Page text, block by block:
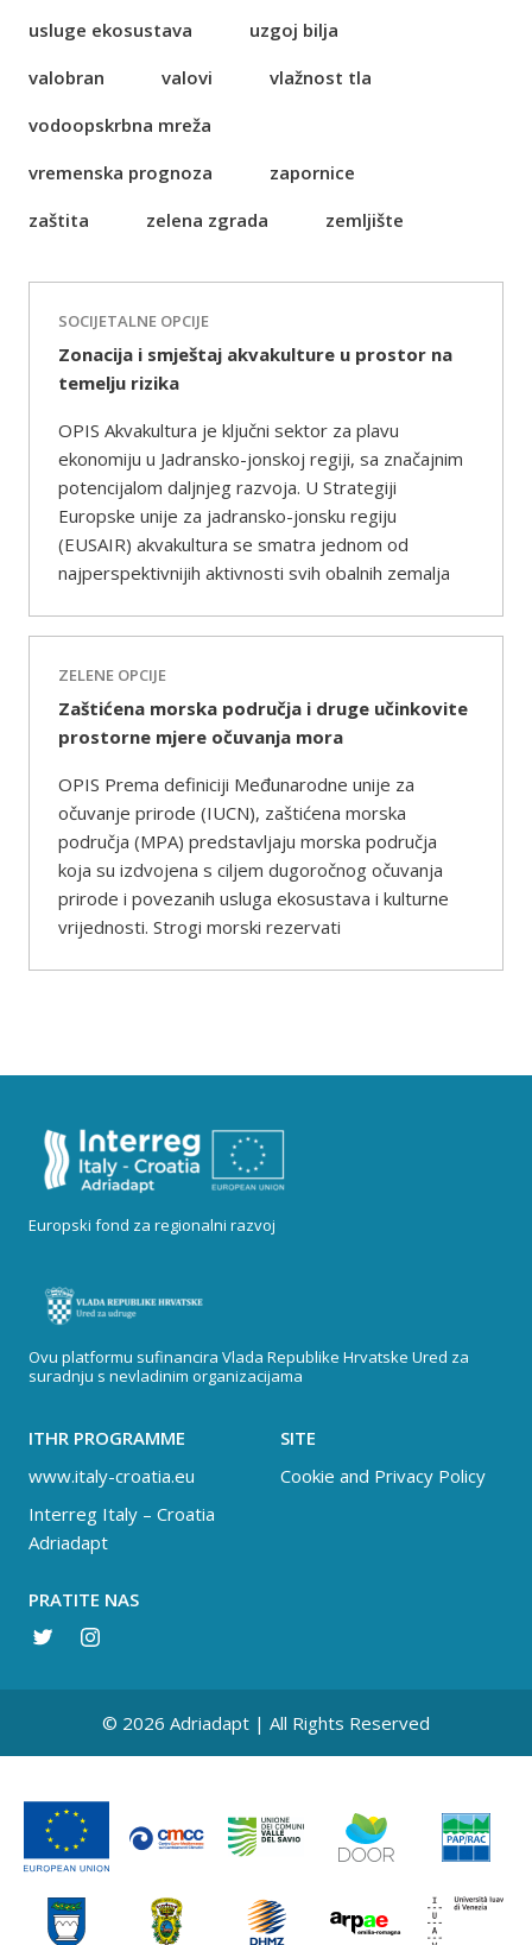
usluge ekosustava
uzgoj bilja
valobran
valovi
vlažnost tla
vodoopskrbna mreža
vremenska prognoza
zapornice
zaštita
zelena zgrada zemljište
SOCIJETALNE OPCIJE
Zonacija i smještaj akvakulture u prostor na
temelju rizika
OPIS Akvakultura je ključni sektor za plavu
ekonomiju u Jadransko-jonskoj regiji, sa značajnim
potencijalom daljnjeg razvoja. U Strategiji
Europske unije za jadransko-jonsku regiju
(EUSAIR) akvakultura se smatra jednom od
najperspektivnijih aktivnosti svih obalnih zemalja
ZELENE OPCIJE
Zaštićena morska područja i druge učinkovite
prostorne mjere očuvanja mora
OPIS Prema definiciji Međunarodne unije za
očuvanje prirode (IUCN), zaštićena morska
područja (MPA) predstavljaju morska područja
koja su izdvojena s ciljem dugoročnog očuvanja
prirode i povezanih usluga ekosustava i kulturne
vrijednosti. Strogi morski rezervati
Europski fond za regionalni razvoj
Ovu platformu sufinancira Vlada Republike Hrvatske Ured za
suradnju s nevladinim organizacijama
ITHR PROGRAMME
www.italy-croatia.eu
Interreg Italy – Croatia
Adriadapt
SITE
Cookie and Privacy Policy
PRATITE NAS
© 2026 Adriadapt | All Rights Reserved